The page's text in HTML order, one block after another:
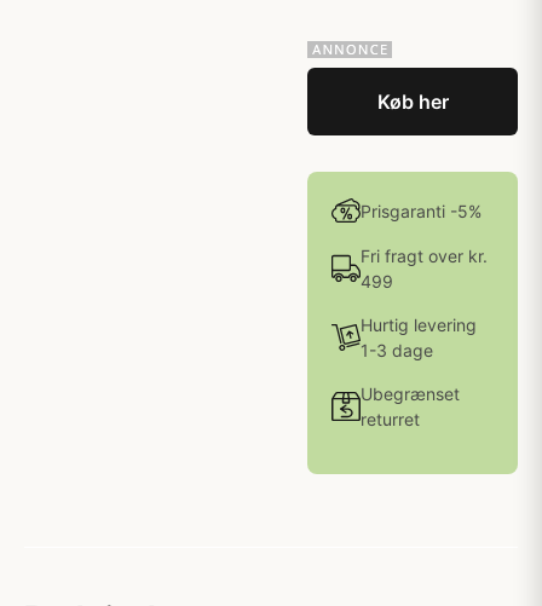
Køb her
Prisgaranti -5%
Fri fragt over kr.
499
Hurtig levering
1-3 dage
Ubegrænset
returret